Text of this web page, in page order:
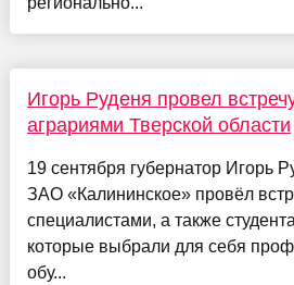
Игорь Руденя провел
аграриями Тверской области
19 сентября губернатор Игорь
ЗАО «Калининское» провёл
специалистами, а также
которые выбрали для себя
обу...